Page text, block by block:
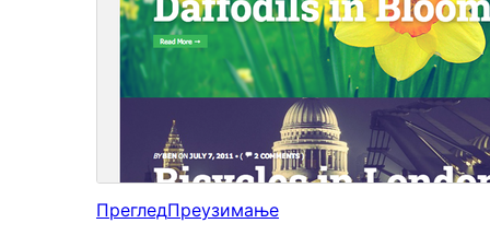
ПрегледПреузимање